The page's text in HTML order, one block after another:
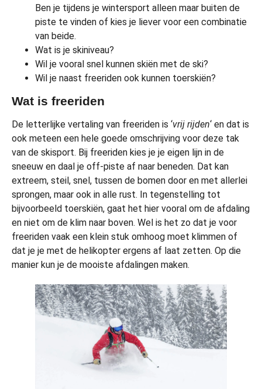
Ben je tijdens je wintersport alleen maar buiten de
piste te vinden of kies je liever voor een combinatie
van beide.
Wat is je skiniveau?
Wil je vooral snel kunnen skiën met de ski?
Wil je naast freeriden ook kunnen toerskiën?
Wat is freeriden
De letterlijke vertaling van freeriden is ‘vrij rijden‘ en dat is
ook meteen een hele goede omschrijving voor deze tak
van de skisport. Bij freeriden kies je je eigen lijn in de
sneeuw en daal je off-piste af naar beneden. Dat kan
extreem, steil, snel, tussen de bomen door en met allerlei
sprongen, maar ook in alle rust. In tegenstelling tot
bijvoorbeeld toerskiën, gaat het hier vooral om de afdaling
en niet om de klim naar boven. Wel is het zo dat je voor
freeriden vaak een klein stuk omhoog moet klimmen of
dat je je met de helikopter ergens af laat zetten. Op die
manier kun je de mooiste afdalingen maken.